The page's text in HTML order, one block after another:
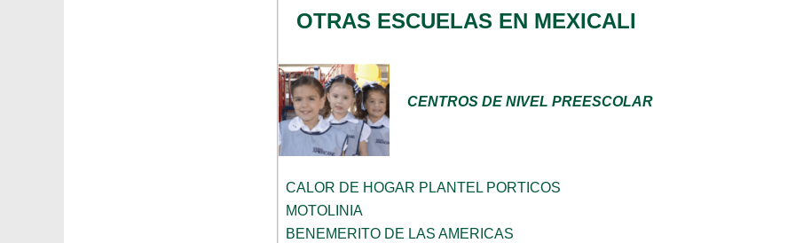
OTRAS ESCUELAS EN MEXICALI
CENTROS DE NIVEL PREESCOLAR
CALOR DE HOGAR PLANTEL PORTICOS
MOTOLINIA
BENEMERITO DE LAS AMERICAS